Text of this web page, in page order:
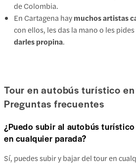
de Colombia.
En Cartagena haymuchos artistas
con ellos, les das la mano o les
darles propina.
Tour en autobús turístico
Preguntas frecuentes
¿Puedo subir al autobús
en cualquier parada?
Sí, puedes subir y bajar del tour en